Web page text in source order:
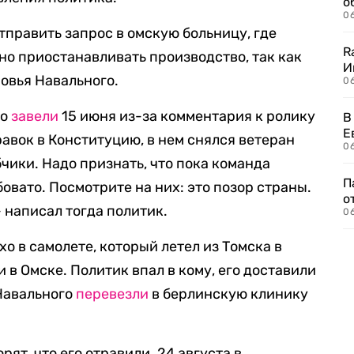
запрос в омскую больницу, где
приостанавливать производство, так как
Навального.
завели 15 июня из-за комментария к ролику
в Конституцию, в нем снялся ветеран
Надо признать, что пока команда
Посмотрите на них: это позор страны.
тогда политик.
в самолете, который летел из Томска в
Омске. Политик впал в кому, его доставили
перевезли в берлинскую клинику
В